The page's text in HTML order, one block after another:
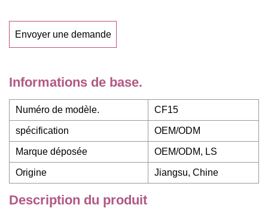
Envoyer une demande
Informations de base.
Numéro de modèle. CF15
spécification OEM/ODM
Marque déposée OEM/ODM, LS
Origine Jiangsu, Chine
Description du produit